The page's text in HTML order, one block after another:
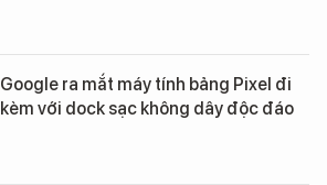
Google ra mắt máy tính bảng Pixel đi
kèm với dock sạc không dây độc đáo